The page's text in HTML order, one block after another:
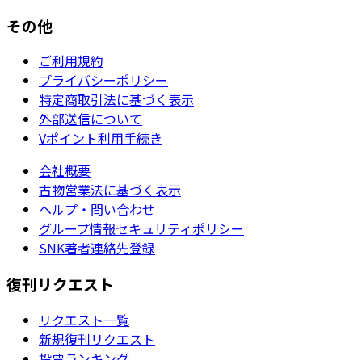
その他
ご利用規約
プライバシーポリシー
特定商取引法に基づく表示
外部送信について
Vポイント利用手続き
会社概要
古物営業法に基づく表示
ヘルプ・問い合わせ
グループ情報セキュリティポリシー
SNK著者連絡先登録
復刊リクエスト
リクエスト一覧
新規復刊リクエスト